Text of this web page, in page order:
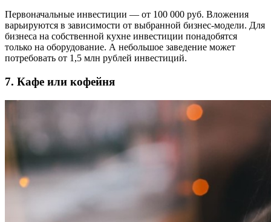
Первоначальные инвестиции — от 100 000 руб. Вложения
варьируются в зависимости от выбранной бизнес-модели. Для
бизнеса на собственной кухне инвестиции понадобятся
только на оборудование. А небольшое заведение может
потребовать от 1,5 млн рублей инвестиций.
7. Кафе или кофейня